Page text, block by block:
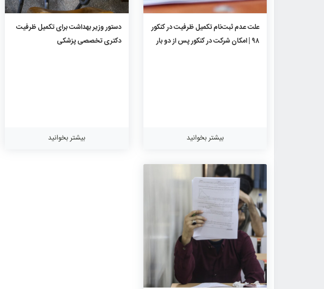
۰ ۱۰۰۳
علت عدم ثبت‌نام تکمیل ظرفیت در کنکور
۹۸ | امکان شرکت در کنکور پس از دو بار
بیشتر بخوانید
۱۰۸۷
دستور وزیر بهداشت برای تکمیل ظرفیت
دکتری تخصصی پزشکی
بیشتر بخوانید